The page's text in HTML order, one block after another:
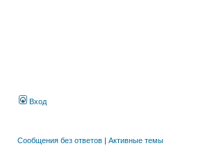
Вход
Сообщения без ответов | Активные темы